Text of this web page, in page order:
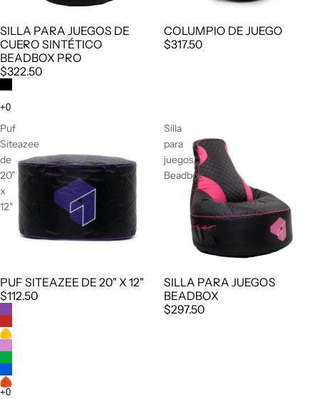
SILLA PARA JUEGOS DE
CUERO SINTÉTICO
BEADBOX PRO
$322.50
COLUMPIO DE JUEGO
$317.50
Puf
Siteazee
de
20"
x
12"
PUF SITEAZEE DE 20" X 12"
$112.50
Silla
para
juegos
Beadbox
SILLA PARA JUEGOS
BEADBOX
$297.50